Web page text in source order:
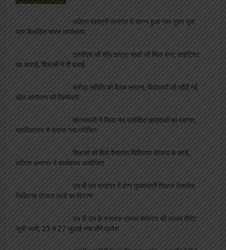
ललिता शास्त्री सभागार में संपन्न हुआ नशा मुक्त युवा
फार विकसित भारत कार्यक्रम
एलबीएस की शोध छात्रा साक्षी को मिला बेस्ट साइंटिस्ट
का अवार्ड, शिक्षकों ने दी बधाई
क्रीड़ा समिति की बैठक सम्पन्न, विद्यालयों को सौंपी गई
खेल आयोजन की जिम्मेदारी
ज्ञानस्थली ने किया नव प्रवेशित छात्राओं का स्वागत,
महाविद्यालय से कराया गया परिचित
शिक्षकों को मिले कैशलेश चिकित्सा योजना के कार्ड,
ललिता सभागार में कार्यक्रम आयोजित
एल बी एस सभागार में होगा मुख्यमंत्री शिक्षक कैशलेस
चिकित्सा योजना कार्ड का वितरण
एल बी एस के स्नातक प्रथम सेमेस्टर की प्रथम मेरिट
सूची जारी, 23 से 27 जुलाई तक होंगे प्रवेश
प्रांतीय प्रतिनिधि का विद्यालय दर्शन, आचार्यों को मिले